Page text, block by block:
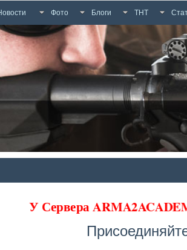
Фото Блоги ТНТ
У Сервера